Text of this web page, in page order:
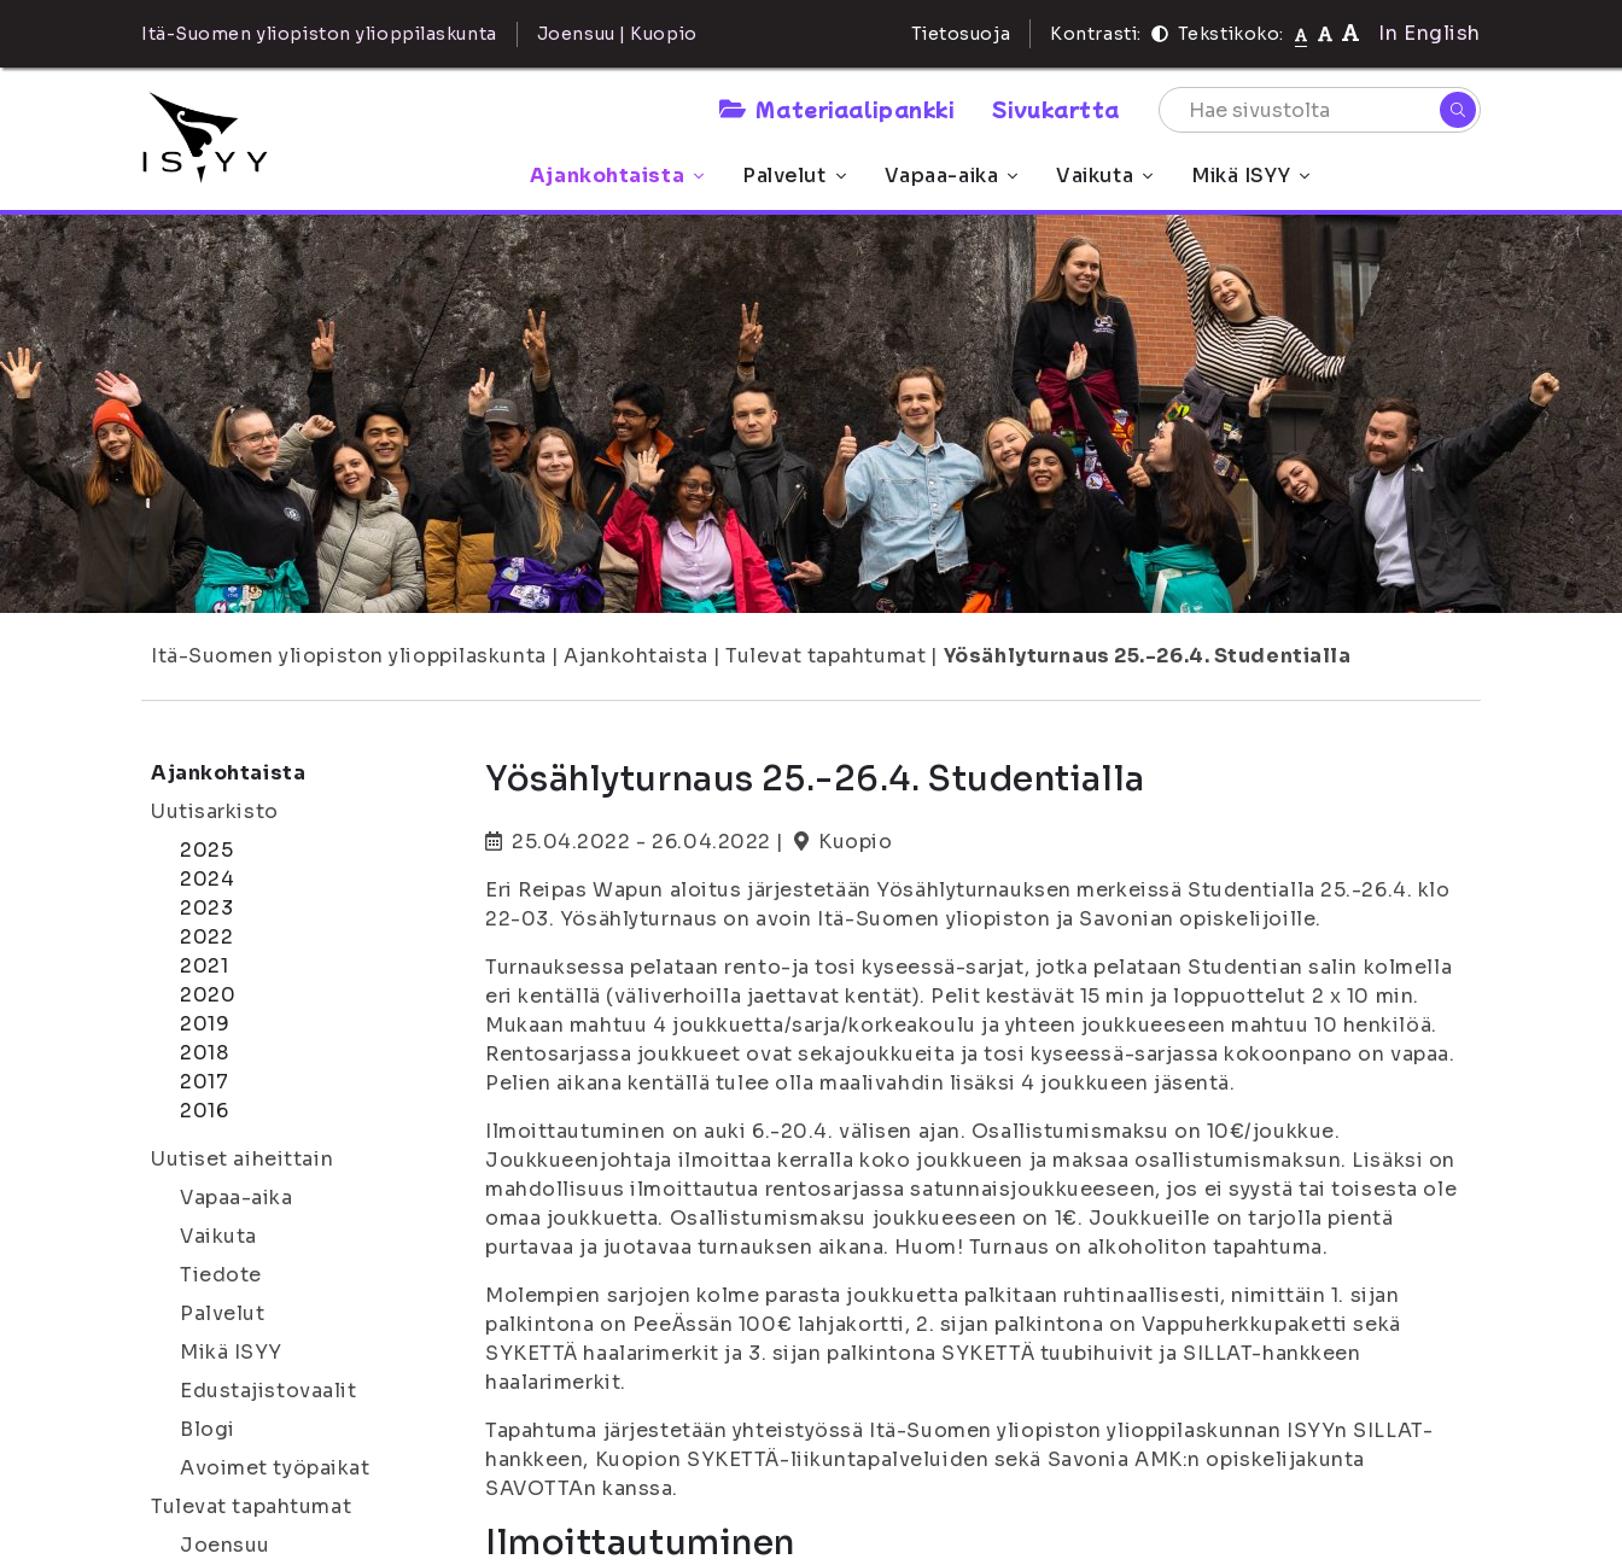
Itä-Suomen yliopiston ylioppilaskunta Joensuu | Kuopio Tietosuoja Kontrasti: Tekstikoko: In English
Materiaalipankki Sivukartta
Ajankohtaista Palvelut Vapaa-aika Vaikuta Mikä ISYY
Itä-Suomen yliopiston ylioppilaskunta | Ajankohtaista | Tulevat tapahtumat | Yösählyturnaus 25.-26.4. Studentialla
Ajankohtaista
Uutisarkisto
2025
2024
2023
2022
2021
2020
2019
2018
2017
2016
Uutiset aiheittain
Vapaa-aika
Vaikuta
Tiedote
Palvelut
Mikä ISYY
Edustajistovaalit
Blogi
Avoimet työpaikat
Tulevat tapahtumat
Joensuu
Yösählyturnaus 25.-26.4. Studentialla
25.04.2022 - 26.04.2022 |
Kuopio
Eri Reipas Wapun aloitus järjestetään Yösählyturnauksen merkeissä Studentialla 25.-26.4. klo
22-03. Yösählyturnaus on avoin Itä-Suomen yliopiston ja Savonian opiskelijoille.
Turnauksessa pelataan rento-ja tosi kyseessä-sarjat, jotka pelataan Studentian salin kolmella
eri kentällä (väliverhoilla jaettavat kentät). Pelit kestävät 15 min ja loppuottelut 2 x 10 min.
Mukaan mahtuu 4 joukkuetta/sarja/korkeakoulu ja yhteen joukkueeseen mahtuu 10 henkilöä.
Rentosarjassa joukkueet ovat sekajoukkueita ja tosi kyseessä-sarjassa kokoonpano on vapaa.
Pelien aikana kentällä tulee olla maalivahdin lisäksi 4 joukkueen jäsentä.
Ilmoittautuminen on auki 6.-20.4. välisen ajan. Osallistumismaksu on 10€/joukkue.
Joukkueenjohtaja ilmoittaa kerralla koko joukkueen ja maksaa osallistumismaksun. Lisäksi on
mahdollisuus ilmoittautua rentosarjassa satunnaisjoukkueeseen, jos ei syystä tai toisesta ole
omaa joukkuetta. Osallistumismaksu joukkueeseen on 1€. Joukkueille on tarjolla pientä
purtavaa ja juotavaa turnauksen aikana. Huom! Turnaus on alkoholiton tapahtuma.
Molempien sarjojen kolme parasta joukkuetta palkitaan ruhtinaallisesti, nimittäin 1. sijan
palkintona on PeeÄssän 100€ lahjakortti, 2. sijan palkintona on Vappuherkkupaketti sekä
SYKETTÄ haalarimerkit ja 3. sijan palkintona SYKETTÄ tuubihuivit ja SILLAT-hankkeen
haalarimerkit.
Tapahtuma järjestetään yhteistyössä Itä-Suomen yliopiston ylioppilaskunnan ISYYn SILLAT-
hankkeen, Kuopion SYKETTÄ-liikuntapalveluiden sekä Savonia AMK:n opiskelijakunta
SAVOTTAn kanssa.
Ilmoittautuminen